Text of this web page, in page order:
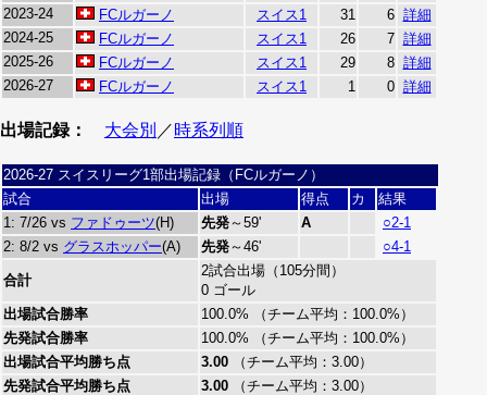
2023-24
FCルガーノ スイス1 31 6 詳細
2024-25
FCルガーノ スイス1 26 7 詳細
2025-26
FCルガーノ スイス1 29 8 詳細
2026-27
FCルガーノ スイス1 1 0 詳細
出場記録： 大会別 ／時系列順
2026-27 スイスリーグ1部出場記録（FCルガーノ）
試合
出場 得点 カ
結果
1: 7/26 vs ファドゥーツ(H) 先発～59' A
○2-1
2: 8/2 vs グラスホッパー(A) 先発～46' ○4-1
合計
2試合出場（105分間）
0 ゴール
出場試合勝率
100.0% （チーム平均：100.0%）
先発試合勝率
100.0% （チーム平均：100.0%）
出場試合平均勝ち点
3.00 （チーム平均：3.00）
先発試合平均勝ち点
3.00 （チーム平均：3.00）